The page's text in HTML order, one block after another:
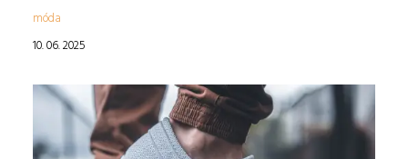
móda
10. 06. 2025